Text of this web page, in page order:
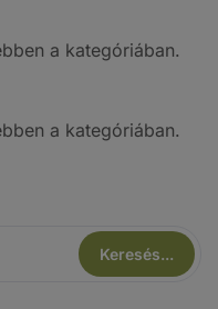
a kategóriában.
a kategóriában.